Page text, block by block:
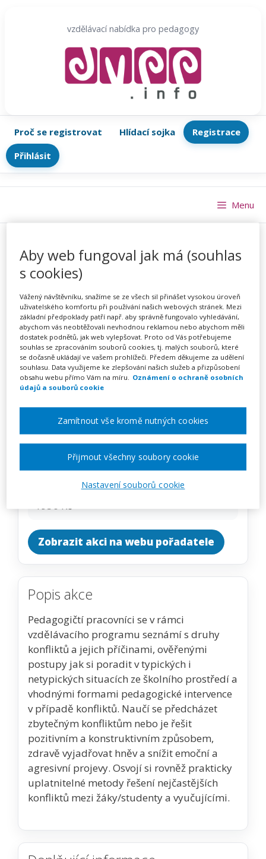
vzdělávací nabídka pro pedagogy
Proč se registrovat Hlídací sojka
Registrace
Přihlásit
Obtížné situace a konflikty
na školách a jejich zvládání
(webinář)
PořádáZřetel, s.r.o.
23. 11. 2026
MÍSTO
ONLINE
1950 Kč
Zobrazit akci na webu pořadatele
Popis akce
Pedagogičtí pracovníci se v rámci
vzdělávacího programu seznámí s druhy
konfliktů a jejich příčinami, ověřenými
postupy jak si poradit v typických i
netypických situacích ze školního prostředí a
vhodnými formami pedagogické intervence
v případě konfliktů. Naučí se předcházet
zbytečným konfliktům nebo je řešit
pozitivním a konstruktivním způsobem,
zdravě vyjadřovat hněv a snížit emoční a
agresivní projevy. Osvojí si rovněž prakticky
uplatnitelné metody řešení nejčastějších
konfliktů mezi žáky/studenty a vyučujícími.
Menu
Aby web fungoval jak má (souhlas
s cookies)
Vážený návštěvníku, snažíme se ze všech sil přinášet vysokou úroveň
uživatelského komfortu při používání našich webových stránek. Mezi
základní předpoklady patří např. aby správně fungovalo vyhledávání,
abychom vás neobtěžovali nevhodnou reklamou nebo abychom měli
dostatek podnětů, jak web vylepšovat. Proto od Vás potřebujeme
souhlas se zpracováním souborů cookies, tj. malých souborů, které
se dočasně ukládají ve vašem prohlížeči. Předem děkujeme za udělení
souhlasu. Data využijeme ke zlepšování našich služeb a přizpůsobení
obsahu webu přímo Vám na míru. Oznámení o ochraně osobních
údajů a souborů cookie
Nastavení souborů cookie
Zamítnout vše kromě nutných cookies
Přijmout všechny soubory cookie